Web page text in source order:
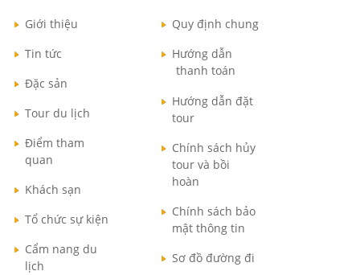
Giới thiệu
Tin tức
Đặc sản
Tour du lịch
Điểm tham
quan
Khách sạn
Tổ chức sự kiện
Cẩm nang du
lịch
Quy định chung
Hướng dẫn
thanh toán
Hướng dẫn đặt
tour
Chính sách hủy
tour và bồi
hoàn
Chính sách bảo
mật thông tin
Sơ đồ đường đi